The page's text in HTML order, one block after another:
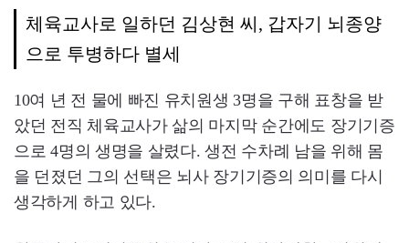
체육교사로 일하던 김상현 씨, 갑자기 뇌종양
으로 투병하다 별세
10여 년 전 물에 빠진 유치원생 3명을 구해 표창을 받
았던 전직 체육교사가 삶의 마지막 순간에도 장기기증
으로 4명의 생명을 살렸다. 생전 수차례 남을 위해 몸
을 던졌던 그의 선택은 뇌사 장기기증의 의미를 다시
생각하게 하고 있다.